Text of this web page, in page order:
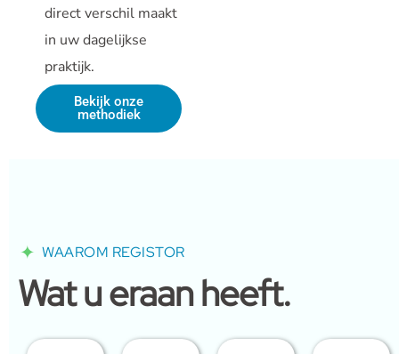
direct verschil maakt
in uw dagelijkse
praktijk.
Bekijk onze
methodiek
WAAROM REGISTOR
Wat u eraan heeft.